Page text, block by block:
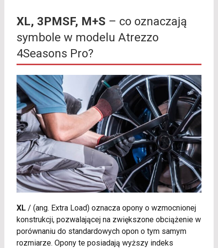
XL, 3PMSF, M+S – co oznaczają
symbole w modelu Atrezzo
4Seasons Pro?
XL/ (ang. Extra Load) oznacza opony o wzmocnionej
konstrukcji, pozwalającej na zwiększone obciążenie w
porównaniu do standardowych opon o tym samym
rozmiarze. Opony te posiadają wyższy indeks